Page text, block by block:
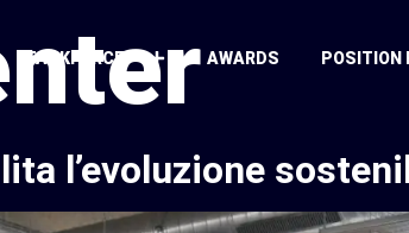
TASKFORCE AWARDS POSITION
l’evoluzione